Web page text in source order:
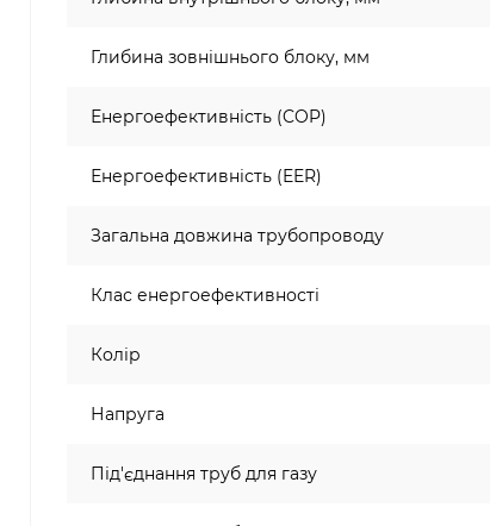
Глибина зовнішнього блоку, мм
Енергоефективність (COP)
Енергоефективність (EER)
Загальна довжина трубопроводу
Клас енергоефективності
Колір
Напруга
Під'єднання труб для газу